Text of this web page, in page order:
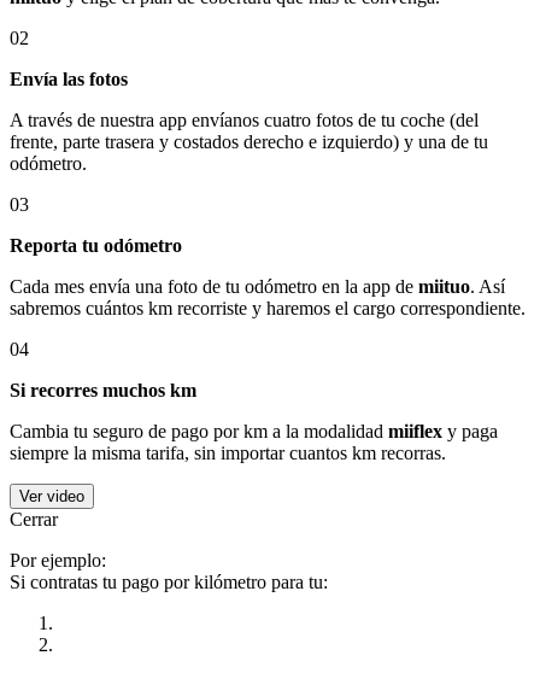
02
Envía las fotos
A través de nuestra app envíanos cuatro fotos de tu coche (del
frente, parte trasera y costados derecho e izquierdo) y una de tu
odómetro.
03
Reporta tu odómetro
Cada mes envía una foto de tu odómetro en la app de miituo. Así
sabremos cuántos km recorriste y haremos el cargo correspondiente.
04
Si recorres muchos km
Cambia tu seguro de pago por km a la modalidad miiflex y paga
siempre la misma tarifa, sin importar cuantos km recorras.
Ver video
Cerrar
Por ejemplo:
Si contratas tu pago por kilómetro para tu: